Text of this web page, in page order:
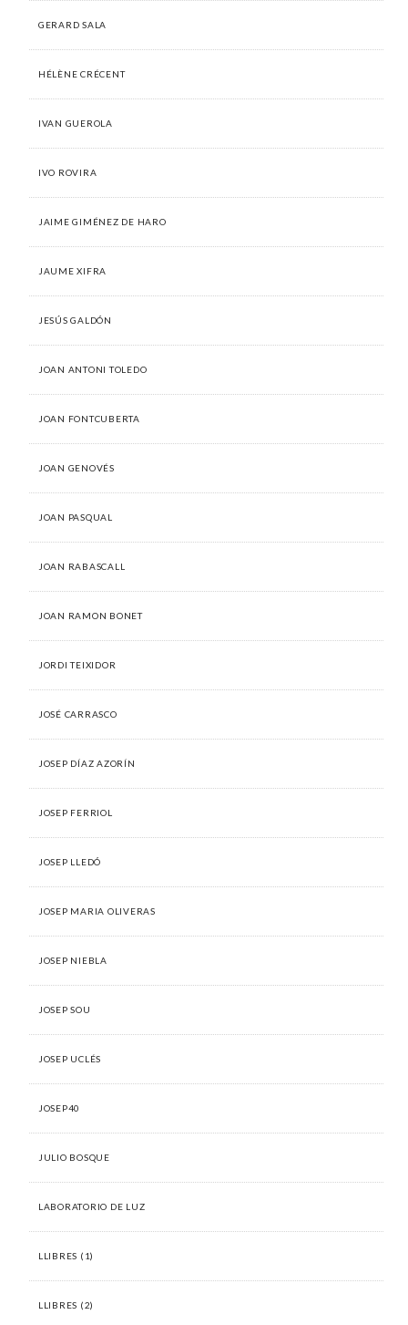
GERARD SALA
HÉLÈNE CRÉCENT
IVAN GUEROLA
IVO ROVIRA
JAIME GIMÉNEZ DE HARO
JAUME XIFRA
JESÚS GALDÓN
JOAN ANTONI TOLEDO
JOAN FONTCUBERTA
JOAN GENOVÉS
JOAN PASQUAL
JOAN RABASCALL
JOAN RAMON BONET
JORDI TEIXIDOR
JOSÉ CARRASCO
JOSEP DÍAZ AZORÍN
JOSEP FERRIOL
JOSEP LLEDÓ
JOSEP MARIA OLIVERAS
JOSEP NIEBLA
JOSEP SOU
JOSEP UCLÉS
JOSEP40
JULIO BOSQUE
LABORATORIO DE LUZ
LLIBRES (1)
LLIBRES (2)